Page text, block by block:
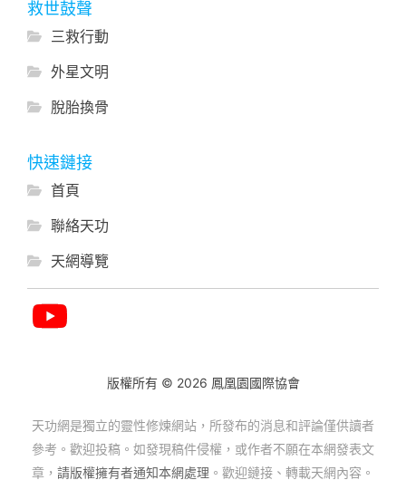
救世鼓聲
三救行動
外星文明
脫胎換骨
快速鏈接
首頁
聯絡天功
天網導覽
版權所有 © 2026 鳳凰園國際協會
天功網是獨立的靈性修煉網站，所發布的消息和評論僅供讀者
參考。歡迎投稿。如發現稿件侵權，或作者不願在本網發表文
章， 請版權擁有者通知本網處理 。歡迎鏈接、轉載天網內容。